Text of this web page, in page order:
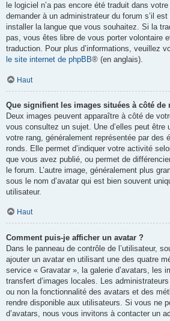
le logiciel n’a pas encore été traduit dans
demander à un administrateur du forum s’il
installer la langue que vous souhaitez. Si la
pas, vous êtes libre de vous porter volontaire
traduction. Pour plus d’informations, veuillez
le site internet de phpBB® (en anglais).
Haut
Que signifient les images situées à côté de
Deux images peuvent apparaître à côté de
vous consultez un sujet. Une d’elles peut être
votre rang, généralement représentée par des
ronds. Elle permet d’indiquer votre activité
que vous avez publié, ou permet de
le forum. L’autre image, généralement plus
sous le nom d’avatar qui est bien souvent
utilisateur.
Haut
Comment puis-je afficher un avatar ?
Dans le panneau de contrôle de l’utilisateur,
ajouter un avatar en utilisant une des quatre
service « Gravatar », la galerie d’avatars, les
transfert d’images locales. Les
ou non la fonctionnalité des avatars et des
rendre disponible aux utilisateurs. Si vous ne
d’avatars, nous vous invitons à contacter un